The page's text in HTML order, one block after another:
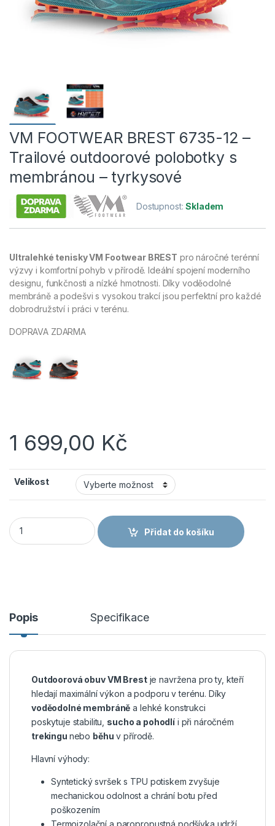
VM FOOTWEAR BREST 6735-12 –
Trailové outdoorové polobotky s
membránou – tyrkysové
Dostupnost:Skladem
Ultralehké tenisky VM Footwear BREST pro náročné terénní
výzvy i komfortní pohyb v přírodě. Ideální spojení moderního
designu, funkčnosti a nízké hmotnosti. Díky voděodolné
membráně a podešvi s vysokou trakcí jsou perfektní pro každé
dobrodružství i práci v terénu.
DOPRAVA ZDARMA
1 699,00 Kč
Velikost
VM FOOTWEAR BREST 6735-12 - Trailové outdoorové
Přidat do košíku
Popis Specifikace
Outdoorová obuv VM Brestje navržena pro ty, kteří
hledají maximální výkon a podporu v terénu. Díky
voděodolné membráně a lehké konstrukci
poskytuje stabilitu, sucho a pohodlíi při náročném
trekingu nebo běhu v přírodě.
Hlavní výhody:
Syntetický svršek s TPU potiskem zvyšuje
mechanickou odolnost a chrání botu před
poškozením
Termoizolační a paropropustná podšívka udrží